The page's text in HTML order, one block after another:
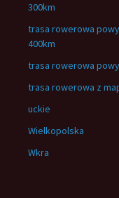
300km
trasa rowerowa
400km
trasa rowerowa
trasa rowerowa z
uckie
Wielkopolska
Wkra